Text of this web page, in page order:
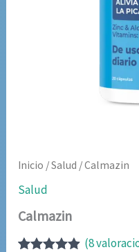
Inicio /Salud / Calmazin
Salud
Calmazin
(8